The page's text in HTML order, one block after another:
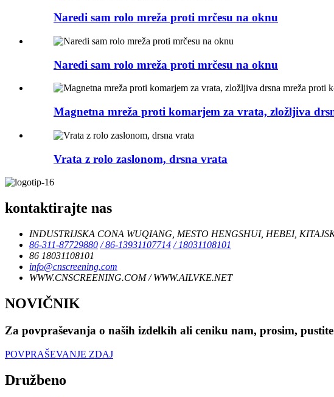
Naredi sam rolo mreža proti mrčesu na oknu
Naredi sam rolo mreža proti mrčesu na oknu
Magnetna mreža proti komarjem za vrata, zložljiva
Vrata z rolo zaslonom, drsna vrata
kontaktirajte nas
INDUSTRIJSKA CONA WUQIANG, MESTO HENGSHUI, HEBEI,
86-311-87729880 / 86-13931107714 / 18031108101
86 18031108101
info@cnscreening.com
WWW.CNSCREENING.COM / WWW.AILVKE.NET
NOVIČNIK
Za povpraševanja o naših izdelkih ali ceniku nam, prosim,
POVPRAŠEVANJE ZDAJ
Družbeno